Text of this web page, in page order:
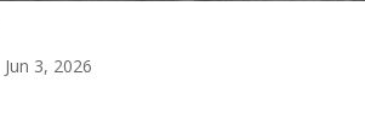
Jun 3, 2026